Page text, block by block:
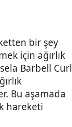
bir şey
için ağırlık
Barbell Curl
Bu aşamada
hareketi